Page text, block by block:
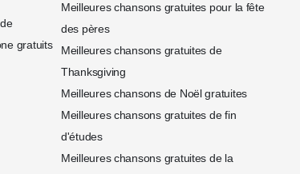
gratuits
Meilleures chansons gratuites pour la fête
des pères
Meilleures chansons gratuites de
Thanksgiving
Meilleures chansons de Noël gratuites
Meilleures chansons gratuites de fin
d'études
Meilleures chansons gratuites de la